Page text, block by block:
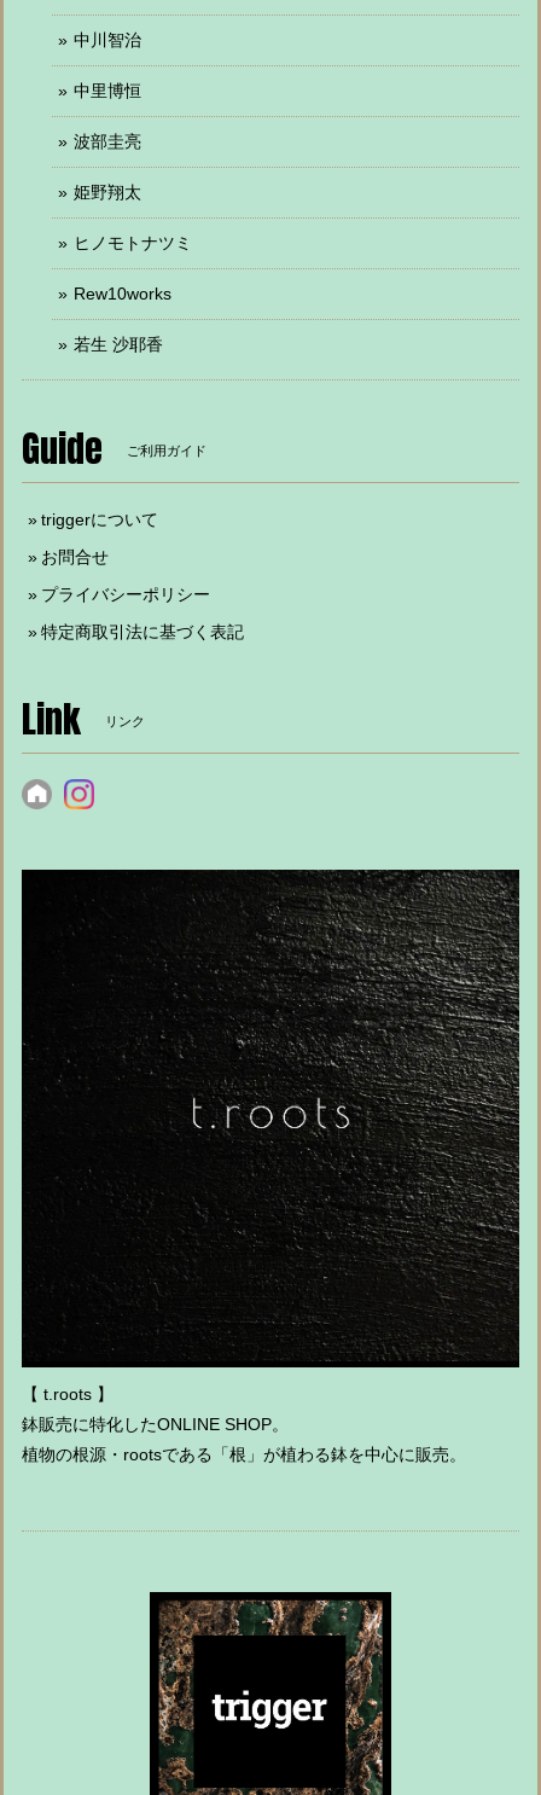
中川智治
中里博恒
波部圭亮
姫野翔太
ヒノモトナツミ
Rew10works
若生 沙耶香
Guide ご利用ガイド
triggerについて
お問合せ
プライバシーポリシー
特定商取引法に基づく表記
Link リンク
【 t.roots 】
鉢販売に特化したONLINE SHOP。
植物の根源・rootsである「根」が植わる鉢を中心に販売。